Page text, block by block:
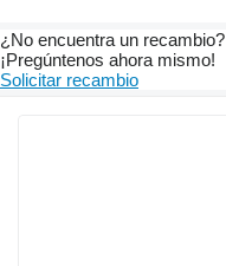
¿No encuentra un recambio?
¡Pregúntenos ahora mismo!
Solicitar recambio